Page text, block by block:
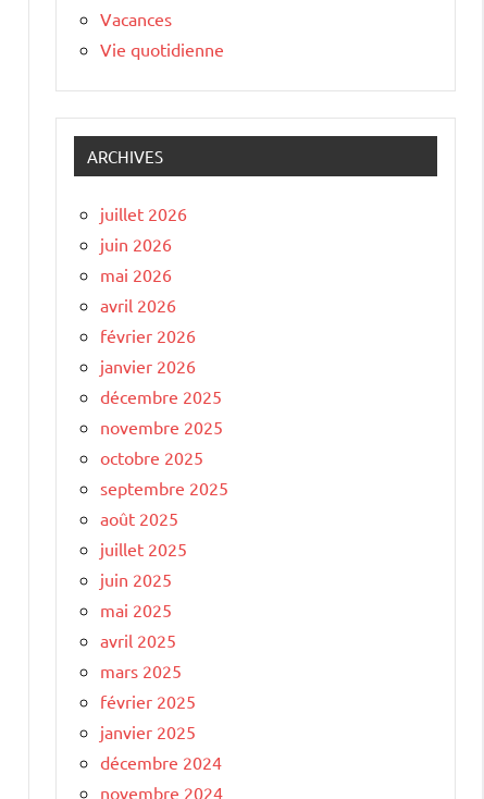
Vacances
Vie quotidienne
ARCHIVES
juillet 2026
juin 2026
mai 2026
avril 2026
février 2026
janvier 2026
décembre 2025
novembre 2025
octobre 2025
septembre 2025
août 2025
juillet 2025
juin 2025
mai 2025
avril 2025
mars 2025
février 2025
janvier 2025
décembre 2024
novembre 2024